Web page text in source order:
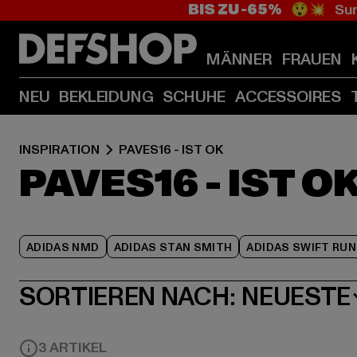
BIS ZU -65% 😲💥
MÄNNER FRAUEN
NEU BEKLEIDUNG SCHUHE ACCESSOIRES
INSPIRATION PAVES16 - IST OK
PAVES16 - IST
ADIDAS NMD ADIDAS STAN SMITH ADIDAS SWIFT RUN
SORTIEREN NACH: NEUESTE
3 ARTIKEL